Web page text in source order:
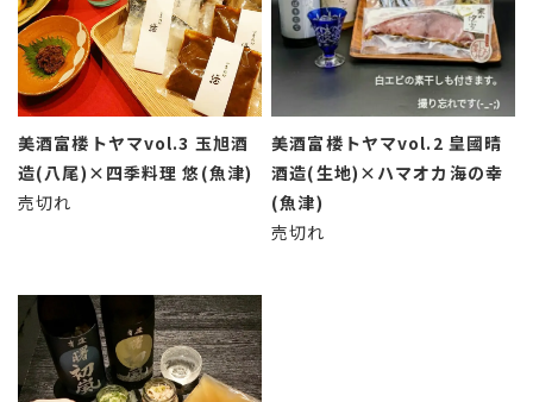
美酒富楼トヤマvol.3 玉旭酒
造(八尾)×四季料理 悠(魚津)
売切れ
美酒富楼トヤマvol.2 皇國晴
酒造(生地)×ハマオカ海の幸
(魚津)
売切れ